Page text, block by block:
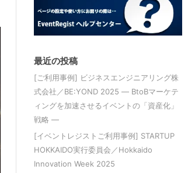
最近の投稿
[ご利用事例] ビジネスエンジニアリング株
式会社／BE:YOND 2025 ― BtoBマーケテ
ィングを加速させるイベントの「資産化」
戦略 ―
[イベントレジストご利用事例] STARTUP
HOKKAIDO実行委員会／Hokkaido
Innovation Week 2025